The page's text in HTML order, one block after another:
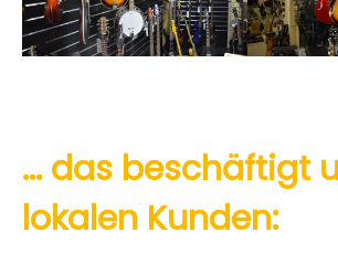
… das beschäftigt
lokalen Kunden: